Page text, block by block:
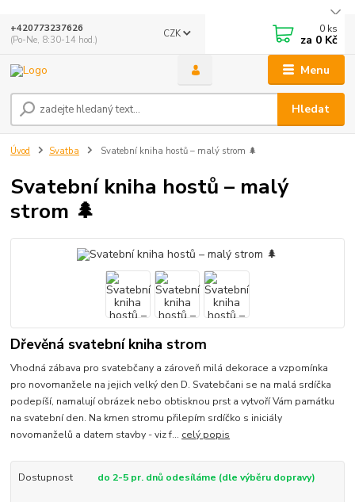
Menu
CZK
Hledat
+420773237626
(Po-Ne, 8:30-14 hod.)
0 ks
za 0 Kč
Úvod Svatba Svatební kniha hostů – malý strom 🌲
Svatební kniha hostů – malý
strom 🌲
Dřevěná svatební kniha strom
Vhodná zábava pro svatebčany a zároveň milá dekorace a vzpomínka
pro novomanžele na jejich velký den D. Svatebčani se na malá srdíčka
podepíší, namalují obrázek nebo obtisknou prst a vytvoří Vám památku
na svatební den. Na kmen stromu přilepím srdíčko s iniciály
novomanželů a datem stavby - viz f... celý popis
Dostupnost do 2-5 pr. dnů odesíláme (dle výběru dopravy)